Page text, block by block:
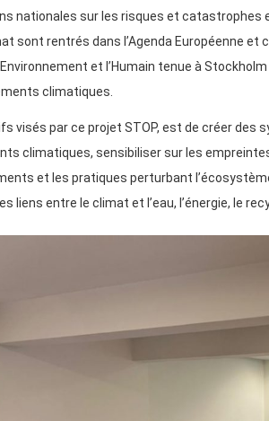
nationales sur les risques et catastrophes
sont rentrés dans l’Agenda Européenne
et l’Humain tenue à
climatiques.
visés par ce projet STOP, est de créer des
climatiques, sensibiliser sur les
et les pratiques perturbant
liens entre le climat et l’eau, l’énergie, le